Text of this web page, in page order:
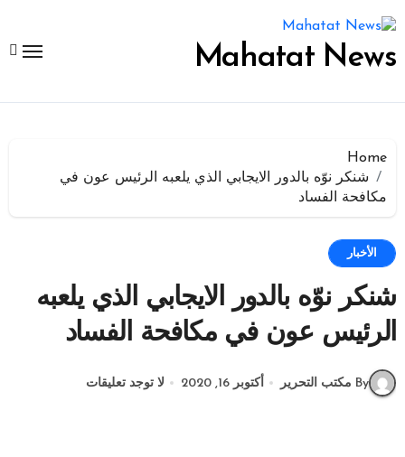
إلى
المحتوى
Mahatat News
Home
شنكر نوّه بالدور الايجابي الذي يلعبه الرئيس عون في
مكافحة الفساد
الأخبار
شنكر نوّه بالدور الايجابي الذي يلعبه
الرئيس عون في مكافحة الفساد
By مكتب التحرير أكتوبر 16, 2020 لا توجد تعليقات